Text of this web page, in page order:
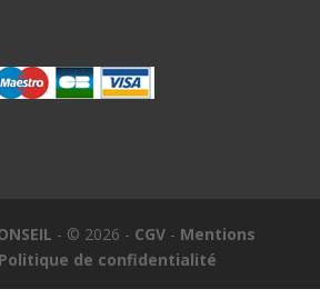
- © 2026 - CGV- Mentions
Politique de confidentialité